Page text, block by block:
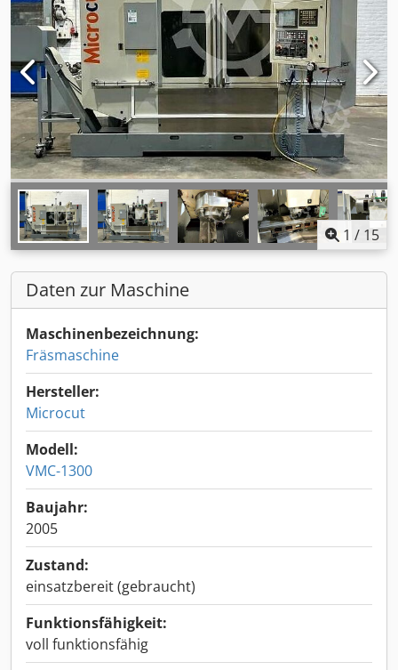
1 / 15
Daten zur Maschine
Maschinenbezeichnung:
Fräsmaschine
Hersteller:
Microcut
Modell:
VMC-1300
Baujahr:
2005
Zustand:
einsatzbereit (gebraucht)
Funktionsfähigkeit:
voll funktionsfähig